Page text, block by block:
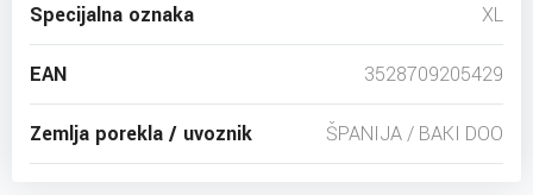
Specijalna oznaka XL
EAN 3528709205429
Zemlja porekla / uvoznik ŠPANIJA / BAKI DOO